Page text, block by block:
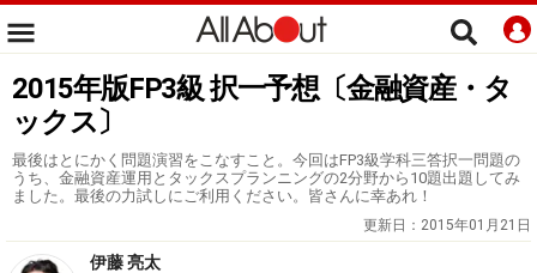
2015年版FP3級 択一予想〔金融資産・タ
ックス〕
最後はとにかく問題演習をこなすこと。今回はFP3級学科三答択一問題の
うち、金融資産運用とタックスプランニングの2分野から10題出題してみ
ました。最後の力試しにご利用ください。皆さんに幸あれ！
更新日： 2015年01月21日
伊藤 亮太